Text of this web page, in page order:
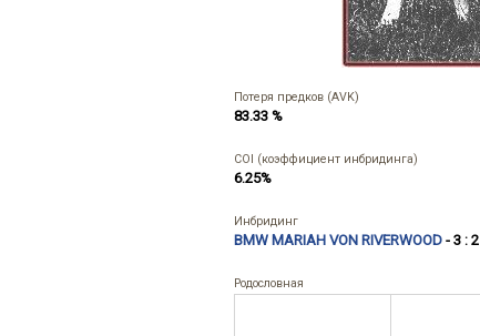
Потеря предков (AVK)
83.33 %
COI (коэффициент инбридинга)
6.25%
Инбридинг
BMW MARIAH VON RIVERWOOD - 3 : 2
Родословная